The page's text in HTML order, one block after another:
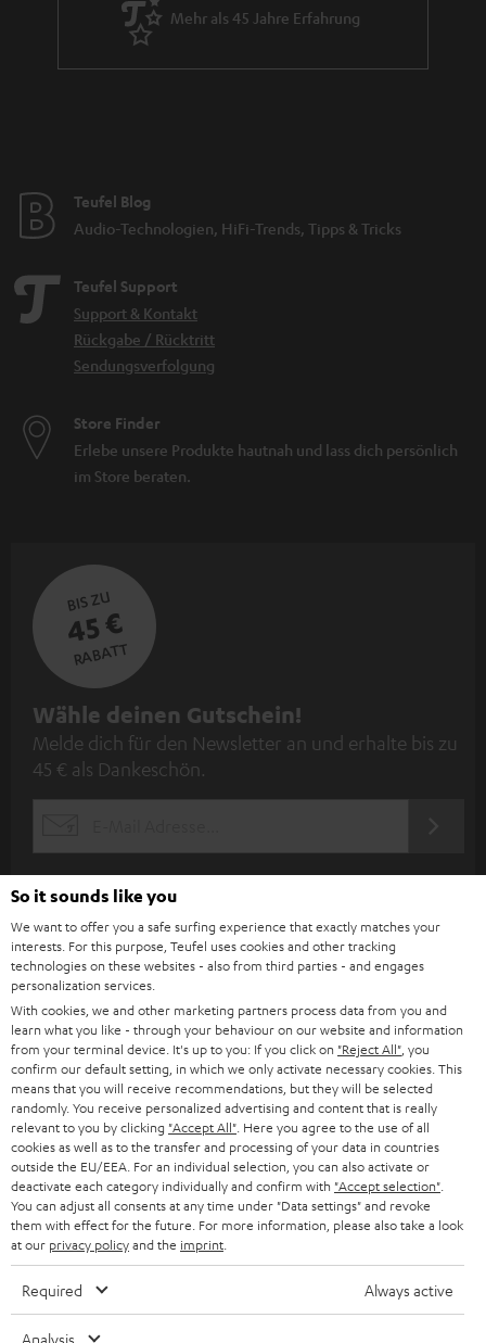
Mehr als 45 Jahre Erfahrung
Teufel Blog
Audio-Technologien, HiFi-Trends, Tipps & Tricks
Teufel Support
Support & Kontakt
Rückgabe / Rücktritt
Sendungsverfolgung
Store Finder
Erlebe unsere Produkte hautnah und lass dich persönlich
im Store beraten.
BIS ZU
45 €
RABATT
N
e
w
e
t
t
e
r
a
n
m
e
l
d
u
n
g
Wähle deinen Gutschein!
Melde dich für den Newsletter an und erhalte bis zu
45 € als Dankeschön.
Kategorien
HEIMKINO
HEIMKINO-KOMPLETTANLAGEN
SOUNDBARS
SMART HOME
Unternehmen
SUPPORT
KARRIERE
PRESSE & MARKETING
GESCHÄFTSKUNDEN
Teufel Onlineshops
DEUTSCHLAND
So it sounds like you
We want to offer you a safe surfing experience that exactly matches your
interests. For this purpose, Teufel uses cookies and other tracking
technologies on these websites - also from third parties - and engages
personalization services.
With cookies, we and other marketing partners process data from you and
learn what you like - through your behaviour on our website and information
from your terminal device. It's up to you: If you click on "Reject All" , you
confirm our default setting, in which we only activate necessary cookies. This
means that you will receive recommendations, but they will be selected
randomly. You receive personalized advertising and content that is really
relevant to you by clicking "Accept All" . Here you agree to the use of all
cookies as well as to the transfer and processing of your data in countries
outside the EU/EEA. For an individual selection, you can also activate or
deactivate each category individually and confirm with "Accept selection"
You can adjust all consents at any time under "Data settings" and revoke
them with effect for the future. For more information, please also take a look
at our privacy policyand the imprint
Required Always active
Analysis